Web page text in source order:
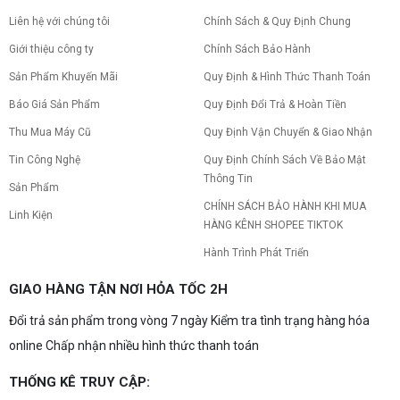
tăng hiệu năng tối đa? Xem ngay thứ tự ưu tiên
PC gaming nóng quạt kêu to: Nguyên
nhân và Cách khắc phục
máy giật lag, giảm tuổi thọ? Tìm hiểu ngay
hoạt động êm ái.
CPU AMD Ryzen 7 7700X3D full box mới
ra mắt: Nhanh, Mạnh, Giá tốt
CPU AMD Ryzen 7 7700X3D chính thức ra mắt
hiệu năng chơi game vượt trội. Khám phá chi tiết
10 Nguyên nhân khiến PC gaming bị tụt
PC gaming bị tụt FPS sau một thời gian? Tìm hiểu
và cách kiểm tra, khắc phục từng bước tại Vi Tính
NVIDIA Hoãn Ra Mắt Dòng RTX 50
Liên hệ với chúng tôi
Giới thiệu công ty
Sản Phẩm Khuyến Mãi
Báo Giá Sản Phẩm
Thu Mua Máy Cũ
Tin Công Nghệ
Sản Phẩm
Linh Kiện
Chính Sách & Quy Định Chung
Chính Sách Bảo Hành
Quy Định & Hình Thức Thanh Toán
Quy Định Đổi Trả & Hoàn Tiền
Quy Định Vận Chuyển & Giao Nhận
Quy Định Chính Sách Về Bảo Mật
Thông Tin
CHÍNH SÁCH BẢO HÀNH KHI MUA
HÀNG KÊNH SHOPEE TIKTOK
Hành Trình Phát Triển
GIAO HÀNG TẬN NƠI HỎA TỐC 2H
Đổi trả sản phẩm trong vòng 7 ngày Kiểm tra tình trạng hàng hóa
online Chấp nhận nhiều hình thức thanh toán
THỐNG KÊ TRUY CẬP: